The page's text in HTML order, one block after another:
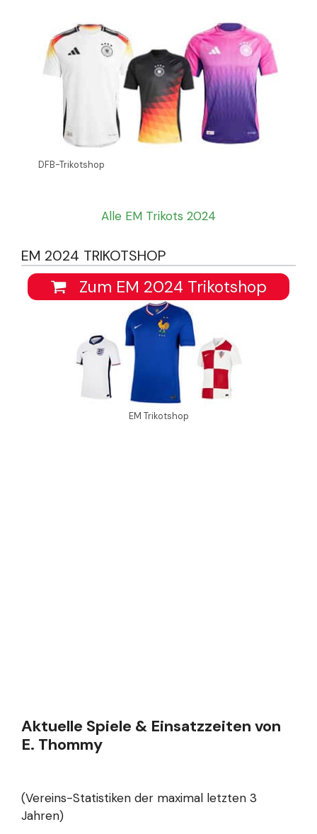
DFB-Trikotshop
Alle EM Trikots 2024
EM 2024 TRIKOTSHOP
Zum EM 2024 Trikotshop
EM Trikotshop
Aktuelle Spiele & Einsatzzeiten von
E. Thommy
(Vereins-Statistiken der maximal letzten 3
Jahren)